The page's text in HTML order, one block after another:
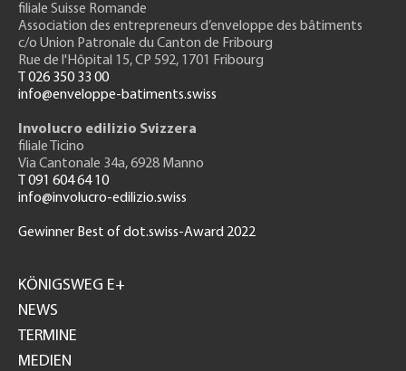
filiale Suisse Romande
Association des entrepreneurs d’enveloppe des bâtiments
c/o Union Patronale du Canton de Fribourg
Rue de l'Hôpital 15, CP 592, 1701 Fribourg
T 026 350 33 00
info@enveloppe-batiments.swiss
Involucro edilizio Svizzera
filiale Ticino
Via Cantonale 34a, 6928 Manno
T 091 604 64 10
info@involucro-edilizio.swiss
Gewinner Best of dot.swiss-Award 2022
GH
KÖNIGSWEG E+
NEWS
TERMINE
MEDIEN